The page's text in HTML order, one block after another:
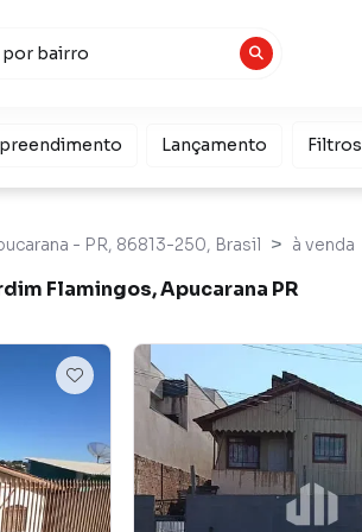
Lançamento Filtros
- PR, 86813-250, Brasil à venda
Flamingos, Apucarana PR